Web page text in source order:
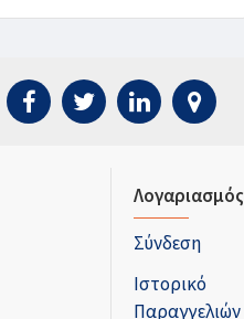
Λογαριασμός
Σύνδεση
Ιστορικό
Παραγγελιών